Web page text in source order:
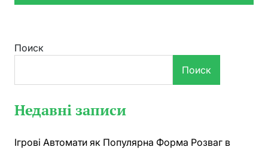
Поиск
Поиск
Недавні записи
Ігрові Автомати як Популярна Форма Розваг в